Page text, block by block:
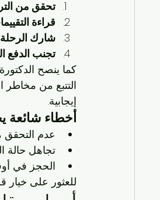
تحقق من
قراءة
شارك
تجنب الدفع
كما ينصح
إيجابية.
أخطاء شائعة
عدم التحقق
تجاهل حالة
الحجز في
للعثور على